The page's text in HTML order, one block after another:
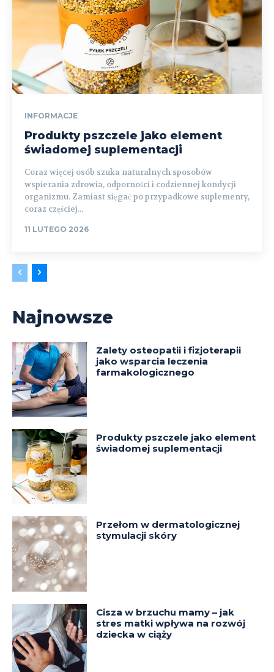
INFORMACJE
Produkty pszczele jako element
świadomej suplementacji
Coraz więcej osób szuka naturalnych sposobów
wspierania zdrowia, odporności i codziennej kondycji
organizmu. Zamiast sięgać po przypadkowe suplementy,
coraz częściej...
11 LUTEGO 2026
Najnowsze
Zalety osteopatii i fizjoterapii
jako wsparcia leczenia
farmakologicznego
Produkty pszczele jako element
świadomej suplementacji
Przełom w dermatologicznej
stymulacji skóry
Cisza w brzuchu mamy – jak
stres matki wpływa na rozwój
dziecka w ciąży